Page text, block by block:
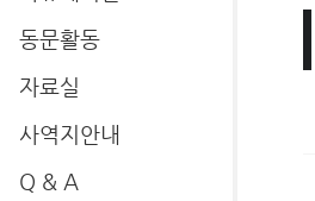
동문활동
자료실
사역지안내
Q & A